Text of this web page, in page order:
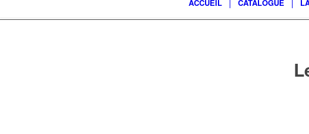
ACCUEIL CATALOGUE